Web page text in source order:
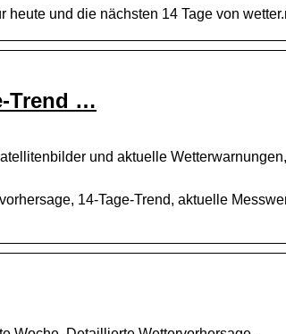
und die nächsten 14 Tage von
Trend …
und aktuelle Wetterwarnungen,
14-Tage-Trend, aktuelle